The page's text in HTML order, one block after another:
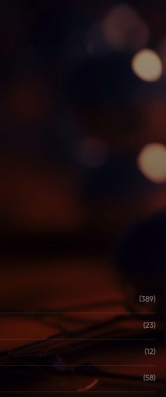
(389)
(23)
(12)
(58)